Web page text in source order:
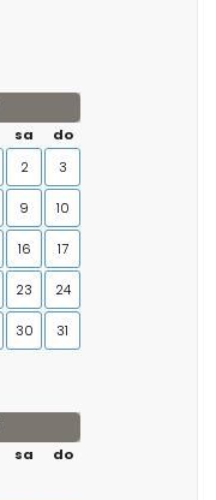
sa
do
2 3
9 10
16 17
23 24
30 31
sa do